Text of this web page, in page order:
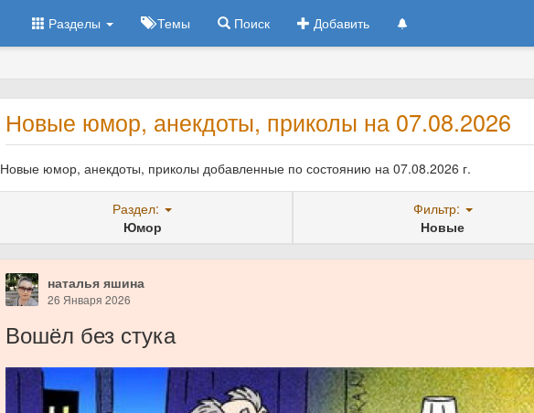
Разделы Темы Поиск Добавить
Новые юмор, анекдоты, приколы на 07.08.2026
Новые юмор, анекдоты, приколы добавленные по состоянию на 07.08.2026 г.
Раздел:
Юмор
Фильтр:
Новые
наталья яшина
26 Января 2026
Вошёл без стука